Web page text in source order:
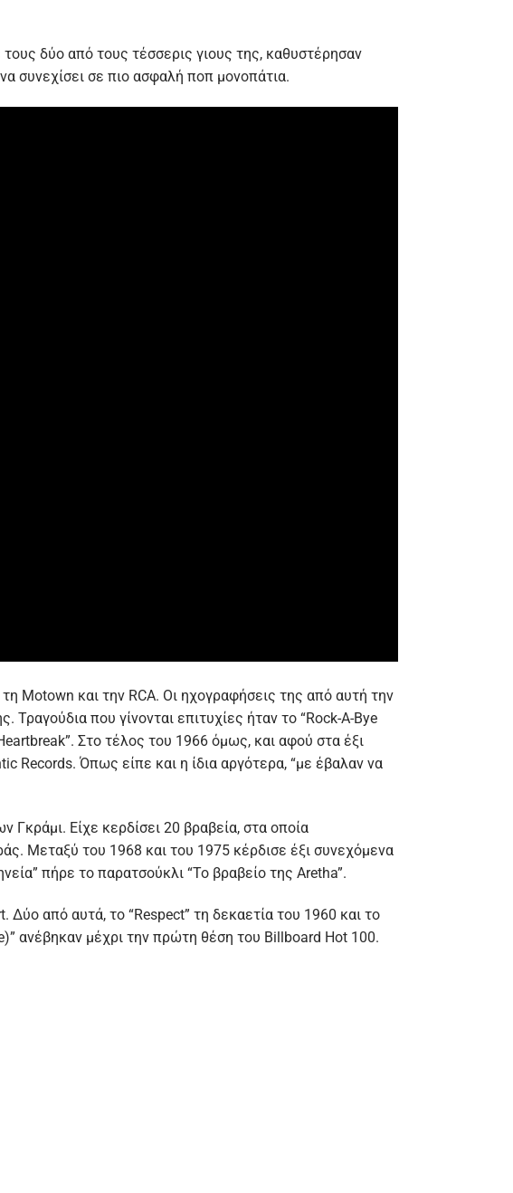
δύο από τους τέσσερις γιους της, καθυστέρησαν
συνεχίσει σε πιο ασφαλή ποπ μονοπάτια.
Motown και την RCA. Οι ηχογραφήσεις της από αυτή την
που γίνονται επιτυχίες ήταν το “Rock-A-Bye
Στο τέλος του 1966 όμως, και αφού στα έξι
Records. Όπως είπε και η ίδια αργότερα, “με έβαλαν να
Είχε κερδίσει 20 βραβεία, στα οποία
Μεταξύ του 1968 και του 1975 κέρδισε έξι συνεχόμενα
πήρε το παρατσούκλι “Το βραβείο της Aretha”.
από αυτά, το “Respect” τη δεκαετία του 1960 και το
ανέβηκαν μέχρι την πρώτη θέση του Billboard Hot 100.